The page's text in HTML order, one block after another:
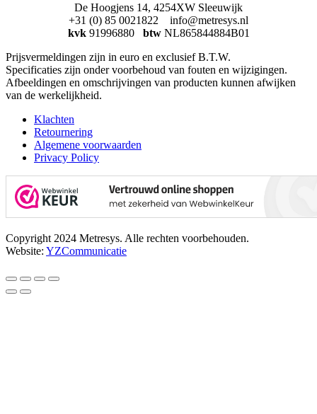
De Hoogjens 14, 4254XW Sleeuwijk
+31 (0) 85 0021822 info@metresys.nl
kvk 91996880 btw NL865844884B01
Prijsvermeldingen zijn in euro en exclusief B.T.W.
Specificaties zijn onder voorbehoud van fouten en wijzigingen.
Afbeeldingen en omschrijvingen van producten kunnen afwijken
van de werkelijkheid.
Klachten
Retournering
Algemene voorwaarden
Privacy Policy
Copyright 2024 Metresys. Alle rechten voorbehouden.
Website: YZCommunicatie